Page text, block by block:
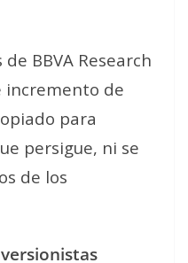
BBVA Research
incremento de
para
persigue, ni se
de los